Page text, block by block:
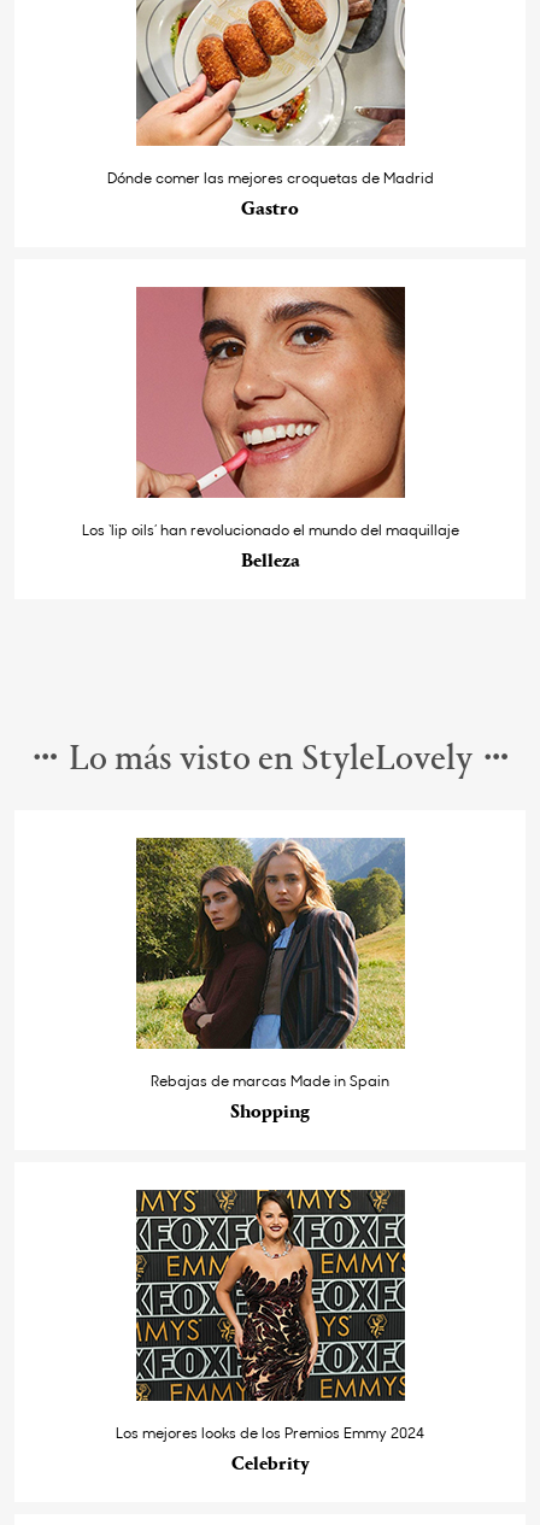
Dónde comer las mejores croquetas de Madrid
Gastro
Los ‘lip oils’ han revolucionado el mundo del maquillaje
Belleza
Lo más visto en StyleLovely
Rebajas de marcas Made in Spain
Shopping
Los mejores looks de los Premios Emmy 2024
Celebrity